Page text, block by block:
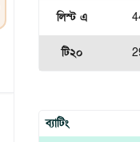
লিস্ট এ
টি২০
ব্যাটিং